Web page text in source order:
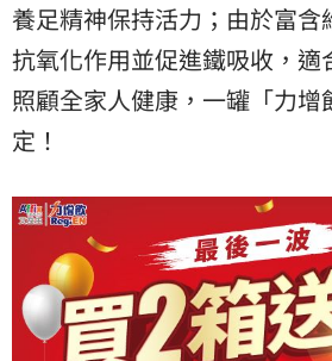
養足精神保持活力；由於富含
抗氧化作用並促進鐵吸收，適
照顧全家人健康，一罐「力增
定！